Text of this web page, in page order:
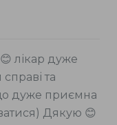
лікар дуже
та
дуже приємна
Дякую 😊